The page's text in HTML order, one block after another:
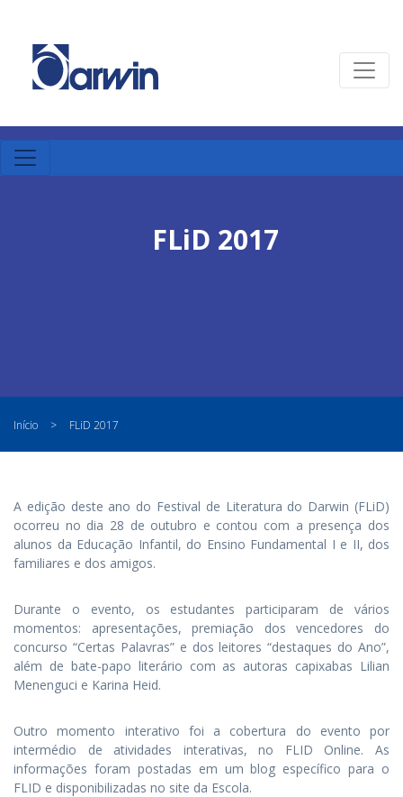
FLiD 2017
Início > FLiD 2017
A edição deste ano do Festival de Literatura do Darwin (FLiD)
ocorreu no dia 28 de outubro e contou com a presença dos
alunos da Educação Infantil, do Ensino Fundamental I e II, dos
familiares e dos amigos.
Durante o evento, os estudantes participaram de vários
momentos: apresentações, premiação dos vencedores do
concurso “Certas Palavras” e dos leitores “destaques do Ano”,
além de bate-papo literário com as autoras capixabas Lilian
Menenguci e Karina Heid.
Outro momento interativo foi a cobertura do evento por
intermédio de atividades interativas, no FLID Online. As
informações foram postadas em um blog específico para o
FLID e disponibilizadas no site da Escola.